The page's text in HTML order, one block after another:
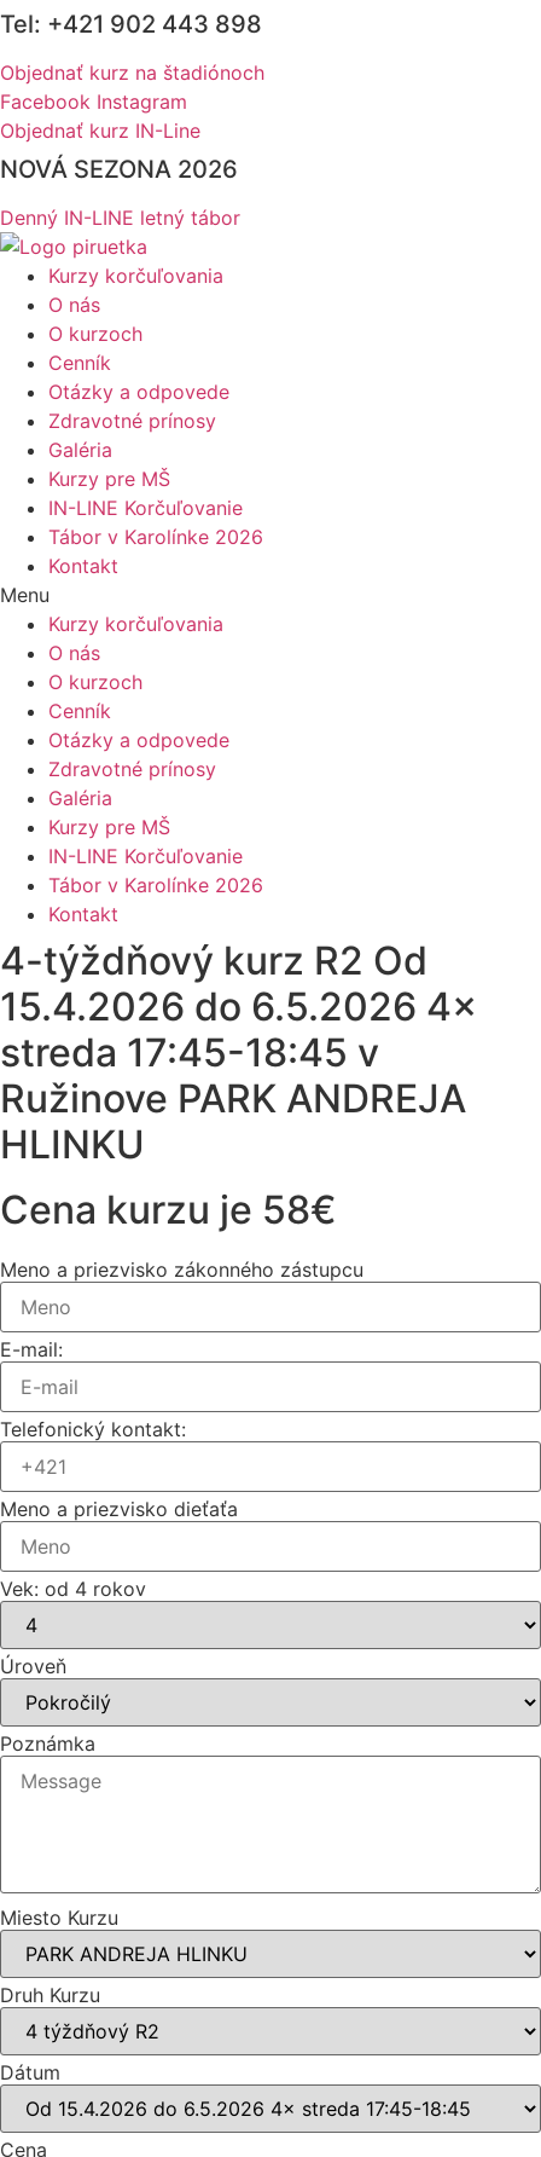
Preskočiť
obsah
Tel: +421 902 443 898
Objednať kurz na štadiónoch
Facebook Instagram
Objednať kurz IN-Line
NOVÁ SEZONA 2026
Denný IN-LINE letný tábor
Kurzy korčuľovania
O nás
O kurzoch
Cenník
Otázky a odpovede
Zdravotné prínosy
Galéria
Kurzy pre MŠ
IN-LINE Korčuľovanie
Tábor v Karolínke 2026
Kontakt
Menu
Kurzy korčuľovania
O nás
O kurzoch
Cenník
Otázky a odpovede
Zdravotné prínosy
Galéria
Kurzy pre MŠ
IN-LINE Korčuľovanie
Tábor v Karolínke 2026
Kontakt
4-týždňový kurz R2 Od
15.4.2026 do 6.5.2026 4×
streda 17:45-18:45 v
Ružinove PARK ANDREJA
HLINKU
Cena kurzu je 58€
Meno a priezvisko zákonného zástupcu
E-mail:
Telefonický kontakt:
Meno a priezvisko dieťaťa
Vek: od 4 rokov
Úroveň
Poznámka
Miesto Kurzu
Druh Kurzu
Dátum
Cena